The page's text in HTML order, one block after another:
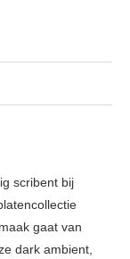
scribent bij
gaat van
dark ambient,